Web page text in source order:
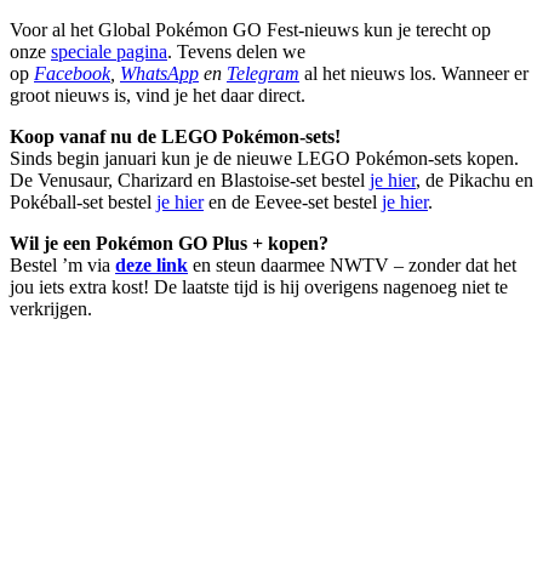
Voor al het Global Pokémon GO Fest-nieuws kun je terecht op
onze speciale pagina. Tevens delen we
op Facebook, WhatsApp en Telegram al het nieuws los. Wanneer er
groot nieuws is, vind je het daar direct.
Koop vanaf nu de LEGO Pokémon-sets!
Sinds begin januari kun je de nieuwe LEGO Pokémon-sets kopen.
De Venusaur, Charizard en Blastoise-set bestel je hier, de Pikachu en
Pokéball-set bestel je hieren de Eevee-set bestel je hier.
Wil je een Pokémon GO Plus + kopen?
Bestel ’m via deze link en steun daarmee NWTV – zonder dat het
jou iets extra kost! De laatste tijd is hij overigens nagenoeg niet te
verkrijgen.